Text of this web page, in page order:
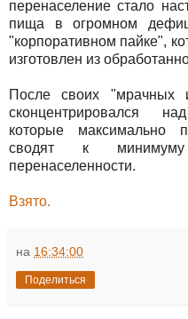
перенаселение стало
пища в огромном
"корпоративном пайке",
изготовлен из
После своих "мрачных
сконцентрировался
которые максимально
сводят к минимуму
перенаселенности.
Взято.
на 16:34:00
Поделиться